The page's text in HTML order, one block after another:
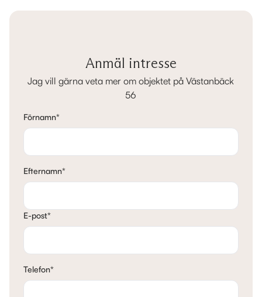
Anmäl intresse
Jag vill gärna veta mer om objektet på Västanbäck
56
Förnamn*
Efternamn*
E-post*
Telefon*